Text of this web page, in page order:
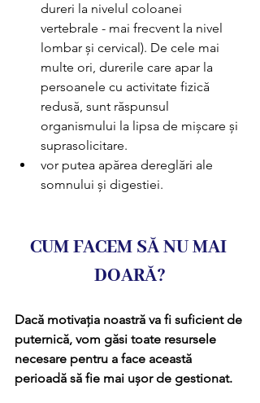
dureri la nivelul coloanei
vertebrale - mai frecvent la nivel
lombar și cervical). De cele mai
multe ori, durerile care apar la
persoanele cu activitate fizică
redusă, sunt răspunsul
organismului la lipsa de mișcare și
suprasolicitare.
vor putea apărea dereglări ale
somnului și digestiei.
CUM FACEM SĂ NU MAI
DOARĂ?
Dacă motivația noastră va fi suficient de
puternică, vom găsi toate resursele
necesare pentru a face această
perioadă să fie mai ușor de gestionat.